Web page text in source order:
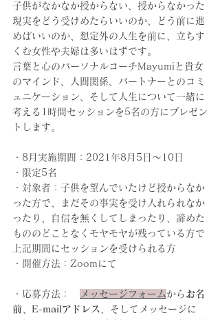
子供がなかなか授からない、授からなかった
現実をどう受けめたらいいのか、どう前に進
めばいいのか、想定外の人生を前に、立ちす
くむ女性や夫婦は多いはずです。
言葉と心のパーソナルコーチMayumiと貴女
のマインド、人間関係、パートナーとのコミ
ュニケーション、そして人生について一緒に
考える1時間セッションを5名の方にプレゼン
トします。
・8月実施期間：2021年8月5日〜10日
・限定5名
・対象者：子供を望んでいたけど授からなか
った方で、まだその事実を受け入れられなか
ったり、自信を無くしてしまったり、諦めた
もののどことなくモヤモヤが残っている方で
上記期間にセッションを受けられる方
・開催方法：Zoomにて
・応募方法： メッセージフォームから お名
前、E-mailアドレス 、そしてメッセージに